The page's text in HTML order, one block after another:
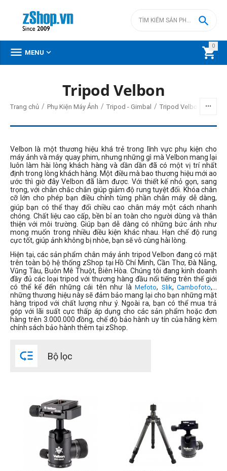
0


 MENU 
1270000đ 9110000đ
Trọng lượng
1kg - 2kg
THIẾT LẬP LẠI
Tripod Velbon
Trang chủ / Phụ Kiện Máy Ảnh / Tripod - Gimbal / Tripod Velbon
Velbon là một thương hiệu khá trẻ trong lĩnh vực phụ kiện cho
máy ảnh và máy quay phim, nhưng những gì mà Velbon mang lại
luôn làm hài lòng khách hàng và dần dần đã có một vị trí nhất
định trong lòng khách hàng. Một điều mà bao thương hiệu mới ao
ước thì giờ đây Velbon đã làm được. Với thiết kế nhỏ gọn, sang
trọng, với chân chắc chắn giúp giảm độ rung tuyệt đối. Khóa chân
cỡ lớn cho phép bạn điều chỉnh từng phần chân máy dễ dàng,
giúp bạn có thể thay đổi chiều cao chân máy một cách nhanh
chóng. Chất liệu cao cấp, bền bỉ an toàn cho người dùng và thân
thiện với môi trường. Giúp bạn dễ dàng có những bức ảnh như
mong muốn trong nhiều điều kiện khác nhau. Hạn chế độ rung
cực tốt, giúp ảnh không bị nhòe, bạn sẽ vô cùng hài lòng.
Hiện tại, các sản phẩm chân máy ảnh tripod Velbon đang có mặt
trên toàn bộ hệ thống zShop tại Hồ Chí Minh, Cần Thơ, Đà Nẵng,
Vũng Tàu, Buôn Mê Thuột, Biên Hòa. Chúng tôi đang kinh doanh
đầy đủ các loại tripod với thương hàng đầu nổi tiếng trên thế giới
có thể kể đến những cái tên như làMefoto, Slik,Cambofoto,…
những thương hiệu này sẽ đảm bảo mang lại cho bạn những mặt
hàng tripod với chất lượng như ý. Ngoài ra, bạn có thể mua trả
góp với lãi suất cực thấp áp dụng cho các sản phẩm hoặc đơn
hàng trên 3.000.000 đồng, chế độ bảo hành uy tín của hãng kèm
chính sách bảo hành thêm tại zShop.
 Bộ lọc